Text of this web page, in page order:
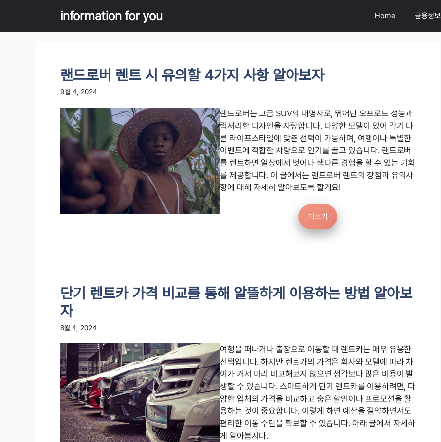
content
information for you Home 금융정보
랜드로버 렌트 시 유의할 4가지 사항 알아보자
9월 4, 2024
랜드로버는 고급 SUV의 대명사로, 뛰어난 오프로드 성능과
럭셔리한 디자인을 자랑합니다. 다양한 모델이 있어 각기 다
른 라이프스타일에 맞춘 선택이 가능하며, 여행이나 특별한
이벤트에 적합한 차량으로 인기를 끌고 있습니다. 랜드로버
를 렌트하면 일상에서 벗어나 색다른 경험을 할 수 있는 기회
를 제공합니다. 이 글에서는 랜드로버 렌트의 장점과 유의사
항에 대해 자세히 알아보도록 할게요!
더보기
단기 렌트카 가격 비교를 통해 알뜰하게 이용하는 방법 알아보
자
8월 4, 2024
여행을 떠나거나 출장으로 이동할 때 렌트카는 매우 유용한
선택입니다. 하지만 렌트카의 가격은 회사와 모델에 따라 차
이가 커서 미리 비교해보지 않으면 생각보다 많은 비용이 발
생할 수 있습니다. 스마트하게 단기 렌트카를 이용하려면, 다
양한 업체의 가격을 비교하고 숨은 할인이나 프로모션을 활
용하는 것이 중요합니다. 이렇게 하면 예산을 절약하면서도
편리한 이동 수단을 확보할 수 있습니다. 아래 글에서 자세하
게 알아봅시다.